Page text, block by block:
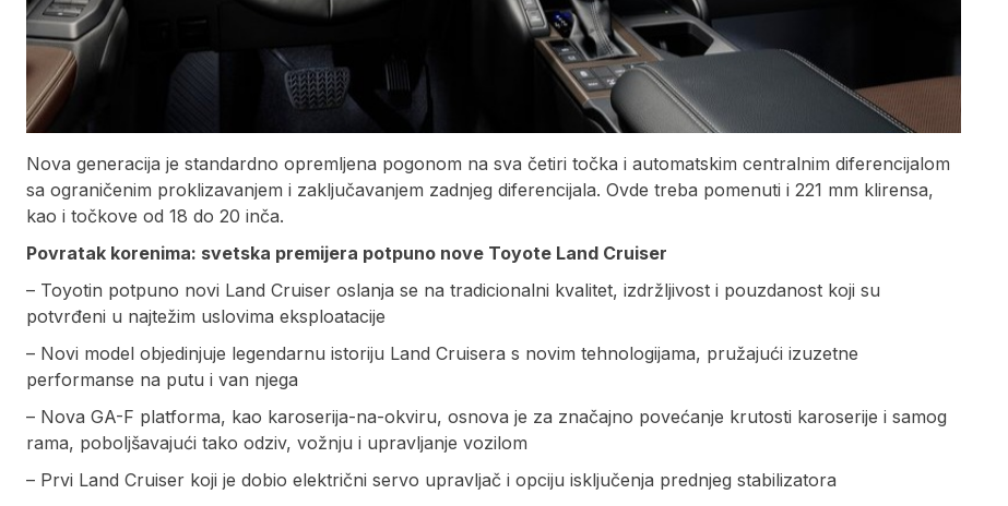
Nova generacija je standardno opremljena pogonom na sva četiri točka i automatskim centralnim diferencijalom
sa ograničenim proklizavanjem i zaključavanjem zadnjeg diferencijala. Ovde treba pomenuti i 221 mm klirensa,
kao i točkove od 18 do 20 inča.
Povratak korenima: svetska premijera potpuno nove Toyote Land Cruiser
– Toyotin potpuno novi Land Cruiser oslanja se na tradicionalni kvalitet, izdržljivost i pouzdanost koji su
potvrđeni u najtežim uslovima eksploatacije
– Novi model objedinjuje legendarnu istoriju Land Cruisera s novim tehnologijama, pružajući izuzetne
performanse na putu i van njega
– Nova GA-F platforma, kao karoserija-na-okviru, osnova je za značajno povećanje krutosti karoserije i samog
rama, poboljšavajući tako odziv, vožnju i upravljanje vozilom
– Prvi Land Cruiser koji je dobio električni servo upravljač i opciju isključenja prednjeg stabilizatora